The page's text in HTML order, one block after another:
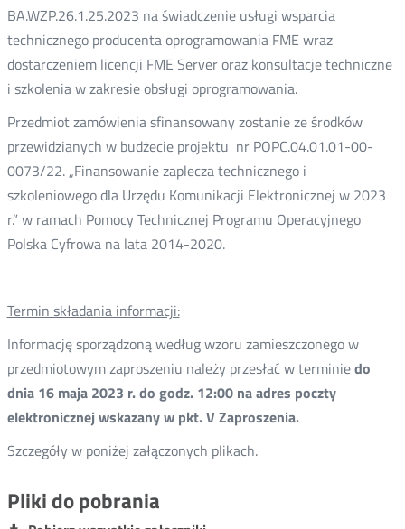
BA.WZP.26.1.25.2023 na świadczenie usługi wsparcia
technicznego producenta oprogramowania FME wraz
dostarczeniem licencji FME Server oraz konsultacje techniczne
i szkolenia w zakresie obsługi oprogramowania.
Przedmiot zamówienia sfinansowany zostanie ze środków
przewidzianych w budżecie projektu nr POPC.04.01.01-00-
0073/22. „Finansowanie zaplecza technicznego i
szkoleniowego dla Urzędu Komunikacji Elektronicznej w 2023
r.” w ramach Pomocy Technicznej Programu Operacyjnego
Polska Cyfrowa na lata 2014-2020.
Termin składania informacji:
Informację sporządzoną według wzoru zamieszczonego w
przedmiotowym zaproszeniu należy przesłać w terminiedo
dnia 16 maja 2023 r. do godz. 12:00 na adres poczty
elektronicznej wskazany w pkt. V Zaproszenia.
Szczegóły w poniżej załączonych plikach.
Pliki do pobrania